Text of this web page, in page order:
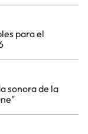
para el
sonora de la